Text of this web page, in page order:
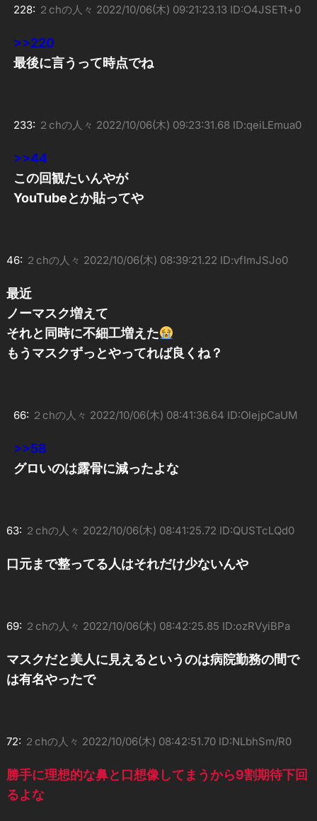
228: ２chの人々 2022/10/06(木) 09:21:23.13 ID:O4JSETt+0
>>220
最後に言うって時点でね
233: ２chの人々 2022/10/06(木) 09:23:31.68 ID:qeiLEmua0
>>44
この回観たいんやが
YouTubeとか貼ってや
46: ２chの人々 2022/10/06(木) 08:39:21.22 ID:vfImJSJo0
最近
ノーマスク増えて
それと同時に不細工増えた
もうマスクずっとやってれば良くね？
66: ２chの人々 2022/10/06(木) 08:41:36.64 ID:OlejpCaUM
>>58
グロいのは露骨に減ったよな
63: ２chの人々 2022/10/06(木) 08:41:25.72 ID:QUSTcLQd0
口元まで整ってる人はそれだけ少ないんや
69: ２chの人々 2022/10/06(木) 08:42:25.85 ID:ozRVyiBPa
マスクだと美人に見えるというのは病院勤務の間で
は有名やったで
72: ２chの人々 2022/10/06(木) 08:42:51.70 ID:NLbhSm/R0
勝手に理想的な鼻と口想像してまうから9割期待下回
るよな